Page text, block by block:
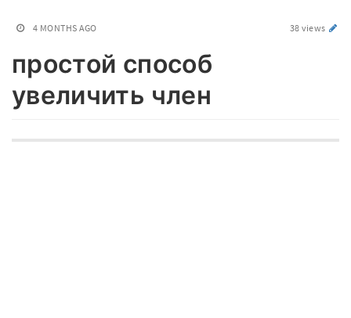
4 MONTHS AGO 38 views
простой способ
увеличить член